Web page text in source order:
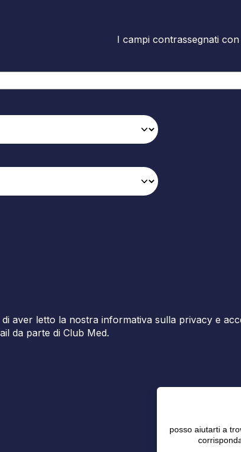
I campi contrassegnati
aver letto la nostra informativa sulla privacy e
da parte di Club Med.
posso aiutarti a